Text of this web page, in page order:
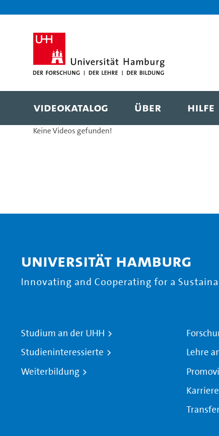
Videokatalog Über Hilfe
Keine Videos gefunden!
Universität Hamburg
Innovating and Cooperating for a
Studium an der UHH
Studieninteressierte
Weiterbildung
Lehre